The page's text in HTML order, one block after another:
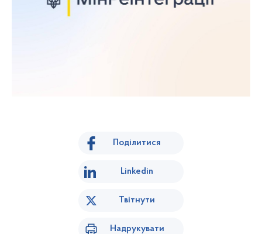
Поділитися
Linkedin
Твітнути
Надрукувати